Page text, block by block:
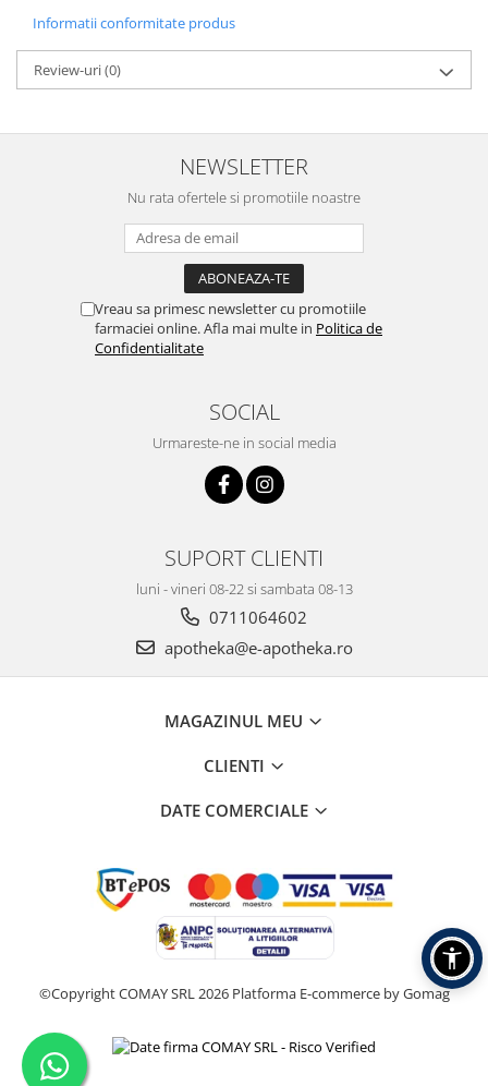
Informatii conformitate produs
Review-uri(0)
NEWSLETTER
Nu rata ofertele si promotiile noastre
Vreau sa primesc newsletter cu promotiile
farmaciei online. Afla mai multe in Politica de
Confidentialitate
SOCIAL
Urmareste-ne in social media
SUPORT CLIENTI
luni - vineri 08-22 si sambata 08-13
0711064602
apotheka@e-apotheka.ro
MAGAZINUL MEU
CLIENTI
DATE COMERCIALE
©Copyright COMAY SRL 2026 Platforma E-commerce by Gomag